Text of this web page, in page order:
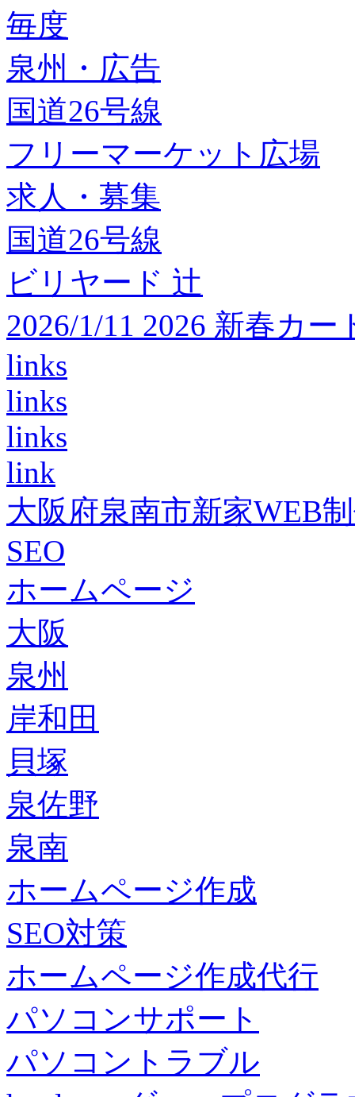
毎度
泉州・広告
国道26号線
フリーマーケット広場
求人・募集
国道26号線
ビリヤード 辻
2026/1/11 2026 新春カ
links
links
links
link
大阪府泉南市新家WEB
SEO
ホームページ
大阪
泉州
岸和田
貝塚
泉佐野
泉南
ホームページ作成
SEO対策
ホームページ作成代行
パソコンサポート
パソコントラブル